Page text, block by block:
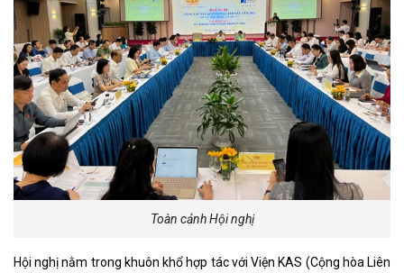
Toàn cảnh Hội nghị
Hội nghị nằm trong khuôn khổ hợp tác với Viện KAS (Cộng hòa Liên